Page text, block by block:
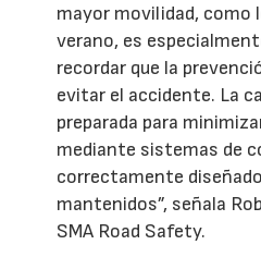
mayor movilidad, como
verano, es
recordar que la
evitar el accidente. La
preparada para
mediante sistemas de
correctamente
mantenidos”, señala
SMA Road Safety.